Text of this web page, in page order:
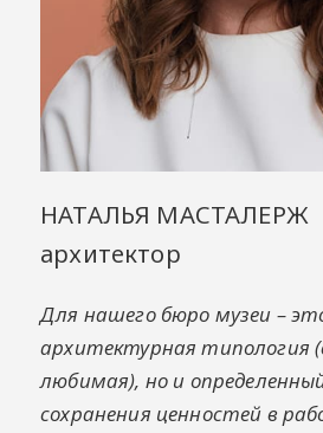
НАТАЛЬЯ МАСТАЛЕРЖ
архитектор
Для нашего бюро музеи –
архитектурная типология
любимая), но и
сохранения ценностей в